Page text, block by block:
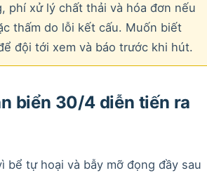
phí xử lý chất thải và hóa đơn nếu
thấm do lỗi kết cấu. Muốn biết
đội tới xem và báo trước khi hút.
biển 30/4 diễn tiến ra
bể tự hoại và bẫy mỡ đọng đầy sau